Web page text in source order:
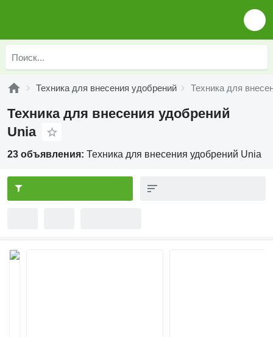
Техника для внесения удобрений Техника для
Техника для внесения удобрений
Unia
23 объявления: Техника для внесения удобрений Unia